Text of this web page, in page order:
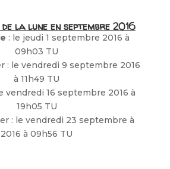
de la lune en septembre 2016
: le jeudi 1 septembre 2016 à
09h03 TU
: le vendredi 9 septembre 2016
à 11h49 TU
vendredi 16 septembre 2016 à
19h05 TU
: le vendredi 23 septembre à
2016 à 09h56 TU